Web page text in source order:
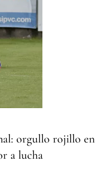
orgullo rojillo en
a lucha